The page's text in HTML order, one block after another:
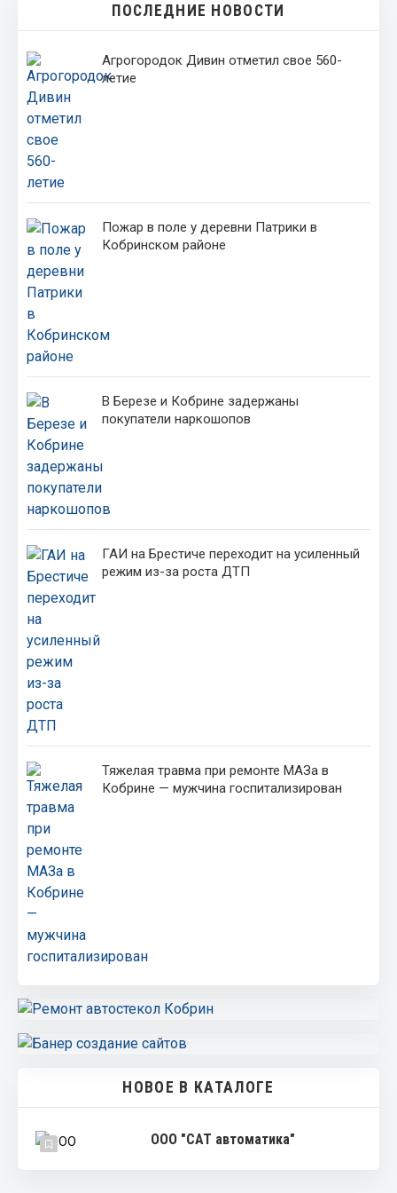
ПОСЛЕДНИЕ НОВОСТИ
Агрогородок Дивин отметил свое 560-
летие
Пожар в поле у деревни Патрики в
Кобринском районе
В Березе и Кобрине задержаны
покупатели наркошопов
ГАИ на Брестиче переходит на усиленный
режим из-за роста ДТП
Тяжелая травма при ремонте МАЗа в
Кобрине — мужчина госпитализирован
НОВОЕ В КАТАЛОГЕ
ООО "САТ автоматика"